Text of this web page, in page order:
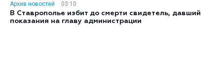
Архив новостей
03:10
В Ставрополье избит до смерти свидетель, давший
показания на главу администрации